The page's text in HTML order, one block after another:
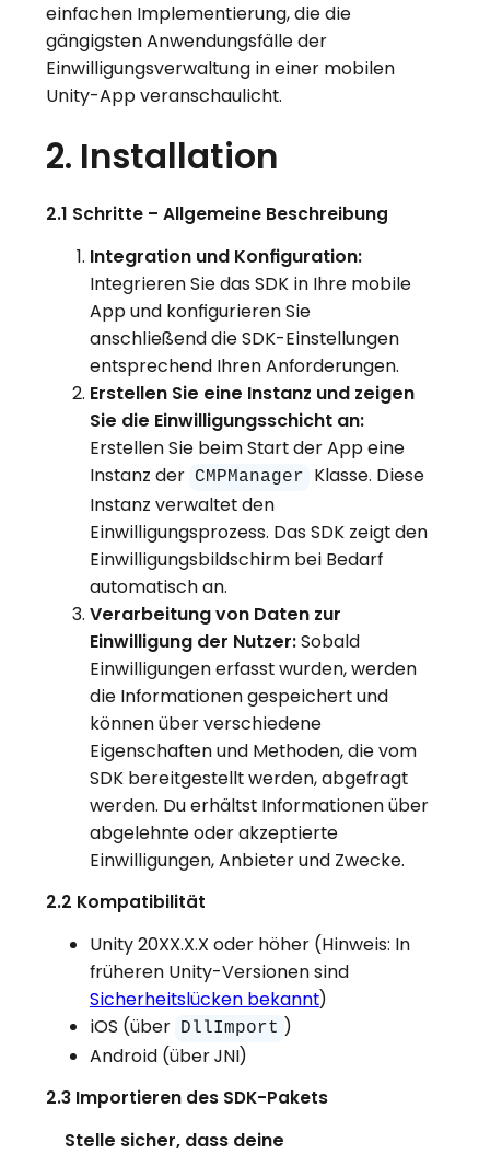
einfachen Implementierung, die die
gängigsten Anwendungsfälle der
Einwilligungsverwaltung in einer mobilen
Unity-App veranschaulicht.
2. Installation
2.1 Schritte – Allgemeine Beschreibung
Integration und Konfiguration:
Integrieren Sie das SDK in Ihre mobile
App und konfigurieren Sie
anschließend die SDK-Einstellungen
entsprechend Ihren Anforderungen.
Erstellen Sie eine Instanz und zeigen
Sie die Einwilligungsschicht an:
Erstellen Sie beim Start der App eine
Instanz der CMPManager
Klasse. Diese
Instanz verwaltet den
Einwilligungsprozess. Das SDK zeigt den
Einwilligungsbildschirm bei Bedarf
automatisch an.
Verarbeitung von Daten zur
Einwilligung der Nutzer:Sobald
Einwilligungen erfasst wurden, werden
die Informationen gespeichert und
können über verschiedene
Eigenschaften und Methoden, die vom
SDK bereitgestellt werden, abgefragt
werden. Du erhältst Informationen über
abgelehnte oder akzeptierte
Einwilligungen, Anbieter und Zwecke.
2.2 Kompatibilität
Unity 20XX.X.X oder höher (Hinweis: In
früheren Unity-Versionen sind
Sicherheitslücken bekannt)
iOS (über DllImport )
Android (über JNI)
2.3 Importieren des SDK-Pakets
Stelle sicher, dass deine